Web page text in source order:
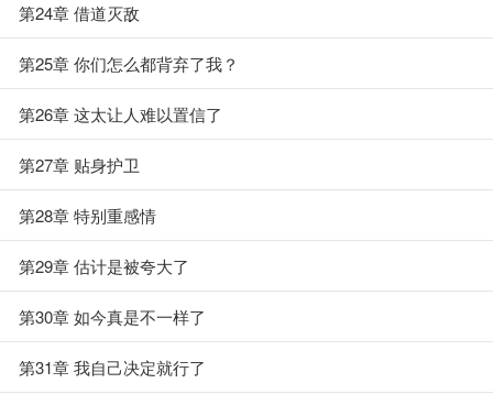
第24章 借道灭敌
第25章 你们怎么都背弃了我？
第26章 这太让人难以置信了
第27章 贴身护卫
第28章 特别重感情
第29章 估计是被夸大了
第30章 如今真是不一样了
第31章 我自己决定就行了